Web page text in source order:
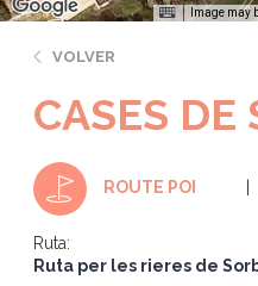
Image may
VOLVER
CASES DE
ROUTE POI
Ruta:
Ruta per les rieres de